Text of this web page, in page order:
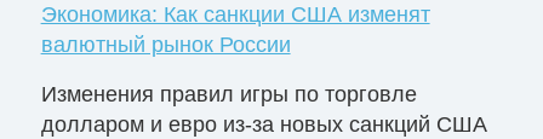
Экономика: Как санкции США изменят
валютный рынок России
Изменения правил игры по торговле
долларом и евро из-за новых санкций США